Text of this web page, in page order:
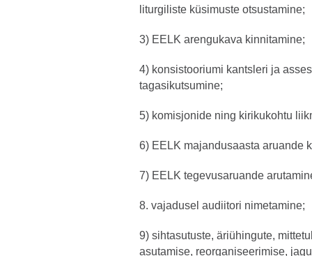
liturgiliste küsimuste otsustamine;
3) EELK arengukava kinnitamine;
4) konsistooriumi kantsleri ja
tagasikutsumine;
5) komisjonide ning kirikukohtu
6) EELK majandusaasta aruande
7) EELK tegevusaruande
8. vajadusel audiitori nimetamine;
9) sihtasutuste, äriühingute,
asutamise, reorganiseerimise,